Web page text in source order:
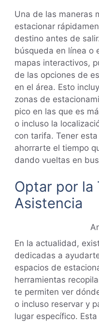
Una de las maneras
estacionar
destino antes de
búsqueda en línea o
mapas interactivos,
de las opciones de
en el área. Esto
zonas de
pico en las que es
o incluso la
con tarifa. Tener
ahorrarte el tiempo
dando vueltas en
Optar por la
Asistencia
En la actualidad,
dedicadas a
espacios de
herramientas
te permiten ver
o incluso reservar y
lugar específico.